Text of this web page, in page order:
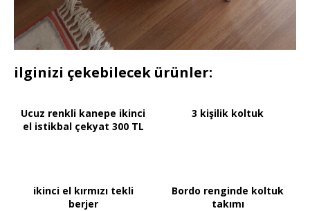
ilginizi çekebilecek ürünler:
Ucuz renkli kanepe ikinci
el istikbal çekyat 300 TL
3 kişilik koltuk
ikinci el kırmızı tekli
berjer
Bordo renginde koltuk
takımı